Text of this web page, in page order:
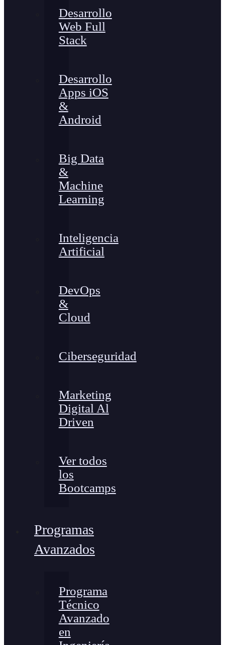
Desarrollo
Web Full
Stack
Desarrollo
Apps iOS
&
Android
Big Data
&
Machine
Learning
Inteligencia
Artificial
DevOps
&
Cloud
Ciberseguridad
Marketing
Digital Al
Driven
Ver todos
los
Bootcamps
Programas
Avanzados
Programa
Técnico
Avanzado
en